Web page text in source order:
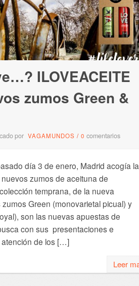
ILOVEACEITE
zumos Green &
por VAGAMUNDOS / 0 comentarios
día 3 de enero, Madrid acogía la
zumos de aceituna de
temprana, de la nueva
Green (monovarietal picual) y
son las nuevas apuestas de
con sus presentaciones e
atención de los […]
Leer